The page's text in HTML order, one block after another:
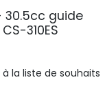
30.5cc guide
310ES
la liste de souhaits